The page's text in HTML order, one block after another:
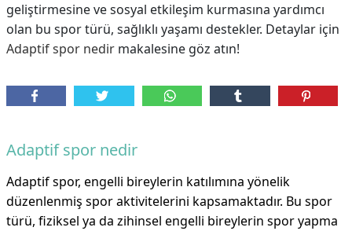
geliştirmesine ve sosyal etkileşim kurmasına yardımcı
olan bu spor türü, sağlıklı yaşamı destekler. Detaylar için
Adaptif spor nedir makalesine göz atın!
Adaptif spor nedir
Adaptif spor, engelli bireylerin katılımına yönelik
düzenlenmiş spor aktivitelerini kapsamaktadır. Bu spor
türü, fiziksel ya da zihinsel engelli bireylerin spor yapma